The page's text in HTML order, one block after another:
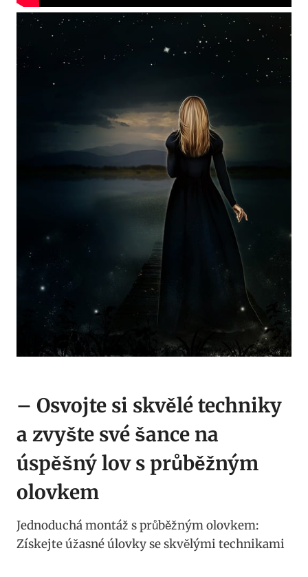
– Osvojte si​ skvělé techniky
a zvyšte‌ své šance na
úspěšný lov s průběžným
olovkem
Jednoduchá montáž s ​průběžným olovkem:
Získejte úžasné⁤ úlovky se skvělými‍ technikami